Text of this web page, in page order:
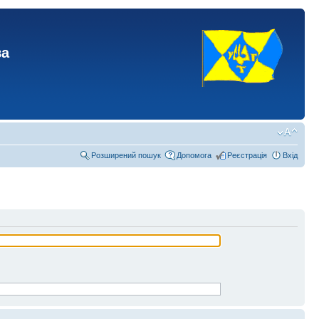
Розширений пошук Допомога Реєстрація Вхід